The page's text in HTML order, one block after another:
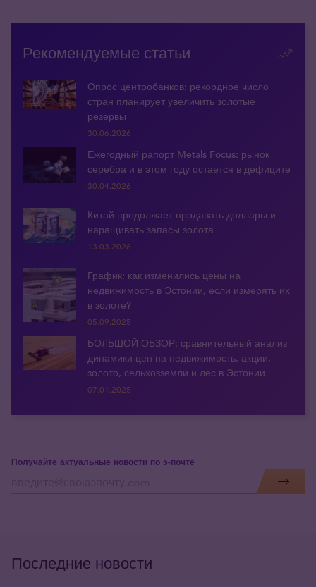
Рекомендуемые статьи
Опрос центробанков: рекордное число
стран планирует увеличить золотые
резервы
30.06.2026
Ежегодный рапорт Metals Focus: рынок
серебра и в этом году остается в дефиците
30.04.2026
Китай продолжает продавать доллары и
наращивать запасы золота
13.03.2026
График: как изменились цены на
недвижимость в Эстонии, если измерять их
в золоте?
05.09.2025
БОЛЬШОЙ ОБЗОР: сравнительный анализ
динамики цен на недвижимость, акции,
золото, сельхозземли и лес в Эстонии
07.01.2025
Получайте актуальные новости по э-почте
Последние новости